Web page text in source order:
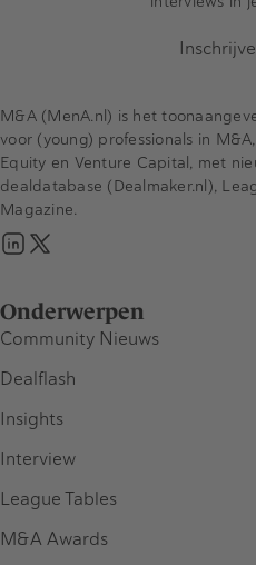
Onderwerpen
Community Nieuws
Dealflash
Insights
Interview
League Tables
M&A Awards
M&A (MenA.nl) is het
voor (young) professionals in
Equity en Venture Capital, met
dealdatabase (Dealmaker.nl),
Magazine.